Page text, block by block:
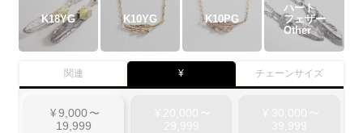
K18YG K10YG K10PG
ハート
フェザー
Other
関連 ¥ チェーンサイズ
¥ 9,000 〜
19,999